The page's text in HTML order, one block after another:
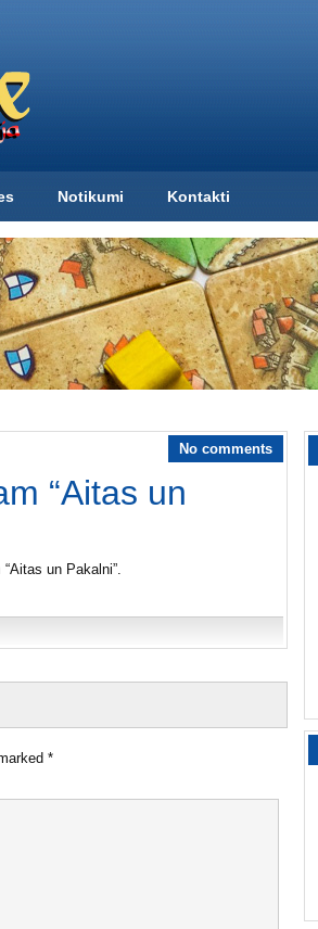
Notikumi Kontakti
No comments
“Aitas un
un Pakalni”.
*